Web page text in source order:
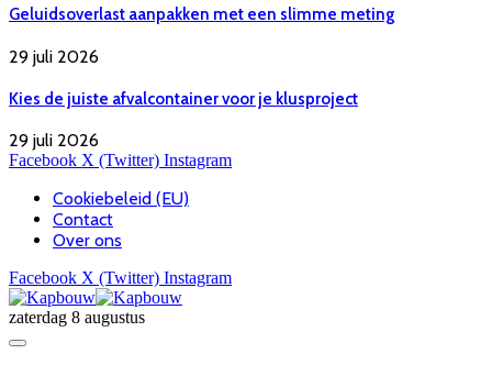
Geluidsoverlast aanpakken met een slimme meting
29 juli 2026
Kies de juiste afvalcontainer voor je klusproject
29 juli 2026
Facebook X (Twitter) Instagram
Cookiebeleid (EU)
Contact
Over ons
Facebook X (Twitter) Instagram
zaterdag 8 augustus